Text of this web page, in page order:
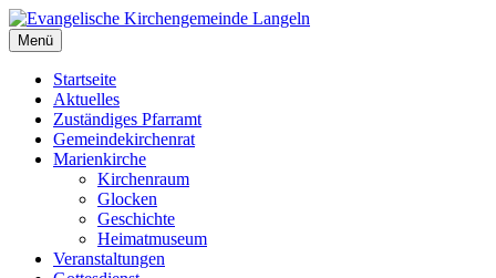
Zum
Inhalt
springen
Evangelische Kirchengemeinde Langeln
Evangelische Kirchengemeinde Langeln
Menü
Startseite
Aktuelles
Zuständiges Pfarramt
Gemeindekirchenrat
Marienkirche
Kirchenraum
Glocken
Geschichte
Heimatmuseum
Veranstaltungen